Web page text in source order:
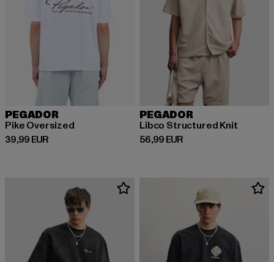
PEGADOR
Pike Oversized
39,99 EUR
Derzeitiger Preis: 39,99 EUR
PEGADOR
Libco Structured Knit
56,99 EUR
Derzeitiger Preis: 56,99 EUR